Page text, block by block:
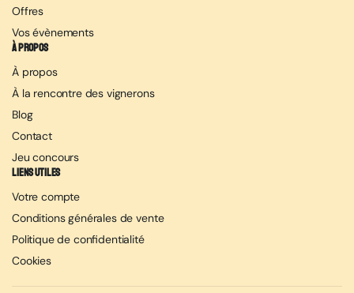
Offres
Vos évènements
À propos
À propos
À la rencontre des vignerons
Blog
Contact
Jeu concours
Liens utiles
Votre compte
Conditions générales de vente
Politique de confidentialité
Cookies